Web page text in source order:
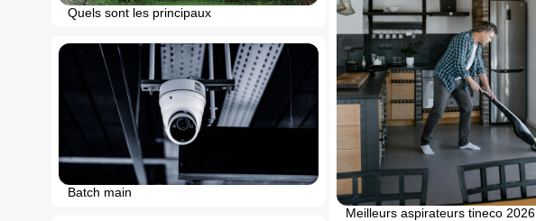
Quels sont les principaux
Meilleurs aspirateurs tineco 2026
Batch main